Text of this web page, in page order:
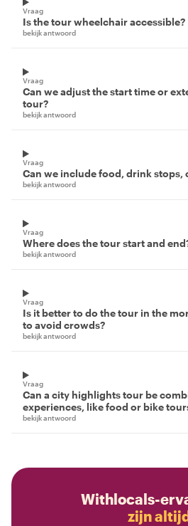
Vraag
Is the tour wheelchair accessible?
bekijk antwoord
Vraag
Can we adjust the start time or
tour?
bekijk antwoord
Vraag
Can we include food, drink stops,
bekijk antwoord
Vraag
Where does the tour start and
bekijk antwoord
Vraag
Is it better to do the tour in the
to avoid crowds?
bekijk antwoord
Vraag
Can a city highlights tour be
experiences, like food or bike
bekijk antwoord
Withlocals-
zijn altijd